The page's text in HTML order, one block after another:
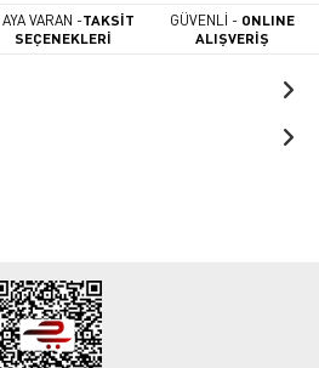
AYA VARAN -TAKSİT
SEÇENEKLERİ
GÜVENLİ - ONLINE
ALIŞVERİŞ